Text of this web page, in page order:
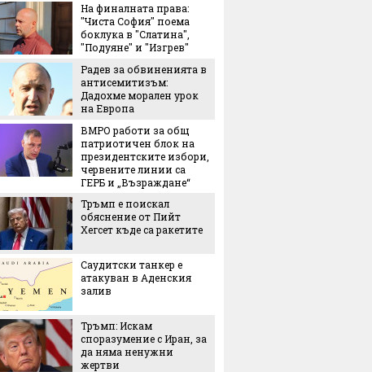
На финалната права:
"Чиста София" поема
боклука в "Слатина",
"Подуяне" и "Изгрев"
Радев за обвиненията в
антисемитизъм:
Дадохме морален урок
на Европа
ВМРО работи за общ
патриотичен блок на
президентските избори,
червените линии са
ГЕРБ и „Възраждане“
Тръмп е поискал
обяснение от Пийт
Хегсет къде са ракетите
Саудитски танкер е
атакуван в Аденския
залив
Тръмп: Искам
споразумение с Иран, за
да няма ненужни
жертви